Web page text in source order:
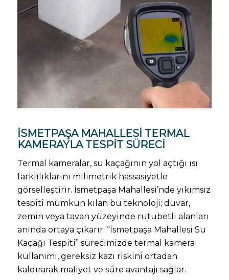
İSMETPAŞA MAHALLESI TERMAL
KAMERAYLA TESPIT SÜRECI
Termal kameralar, su kaçağının yol açtığı ısı
farklılıklarını milimetrik hassasiyetle
görselleştirir. İsmetpaşa Mahallesi’nde yıkımsız
tespiti mümkün kılan bu teknoloji; duvar,
zemin veya tavan yüzeyinde rutubetli alanları
anında ortaya çıkarır. “İsmetpaşa Mahallesi Su
Kaçağı Tespiti” sürecimizde termal kamera
kullanımı, gereksiz kazı riskini ortadan
kaldırarak maliyet ve süre avantajı sağlar.